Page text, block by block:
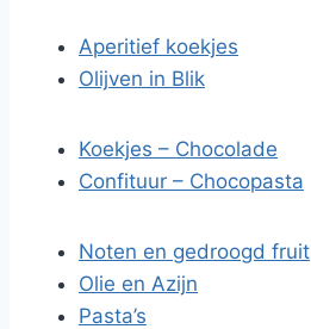
Aperitief koekjes
Olijven in Blik
Koekjes – Chocolade
Confituur – Chocopasta
Noten en gedroogd fruit
Olie en Azijn
Pasta’s